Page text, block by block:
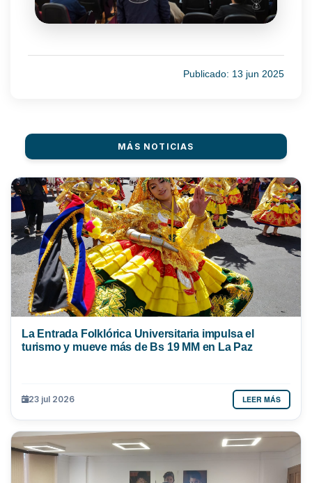
Publicado: 13 jun 2025
MÁS NOTICIAS
La Entrada Folklórica Universitaria impulsa el
turismo y mueve más de Bs 19 MM en La Paz
23 jul 2026 LEER MÁS